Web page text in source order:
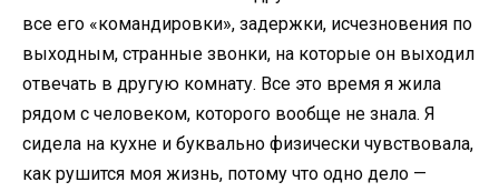
все его «командировки», задержки, исчезновения по
выходным, странные звонки, на которые он выходил
отвечать в другую комнату. Все это время я жила
рядом с человеком, которого вообще не знала. Я
сидела на кухне и буквально физически чувствовала,
как рушится моя жизнь, потому что одно дело —